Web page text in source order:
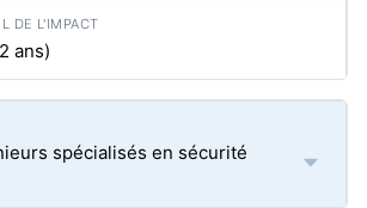
ans)
spécialisés en sécurité